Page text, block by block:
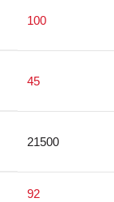
100
45
21500
92